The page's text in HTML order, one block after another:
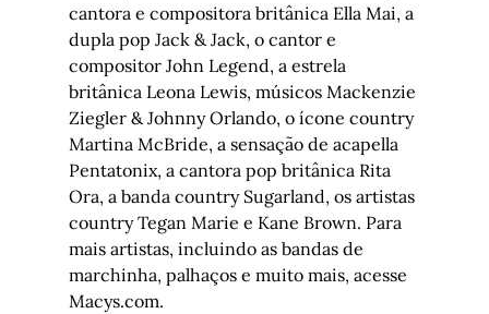
cantora e compositora britânica Ella Mai, a
dupla pop Jack & Jack, o cantor e
compositor John Legend, a estrela
britânica Leona Lewis, músicos Mackenzie
Ziegler & Johnny Orlando, o ícone country
Martina McBride, a sensação de acapella
Pentatonix, a cantora pop britânica Rita
Ora, a banda country Sugarland, os artistas
country Tegan Marie e Kane Brown. Para
mais artistas, incluindo as bandas de
marchinha, palhaços e muito mais, acesse
Macys.com.